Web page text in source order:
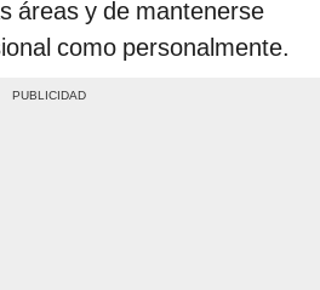
áreas y de mantenerse
como personalmente.